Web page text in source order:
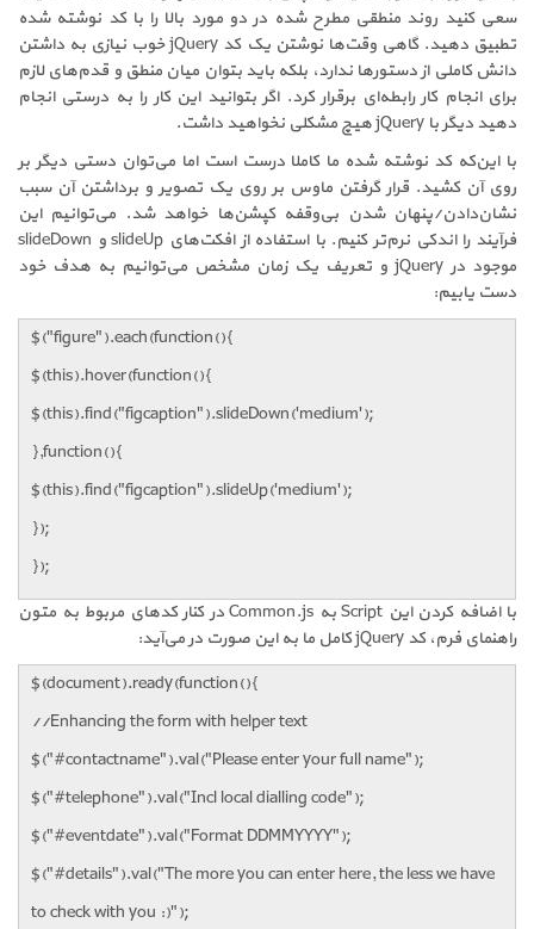
سعی کنید روند منطقی مطرح شده در دو مورد بالا را با کد نوشته شده
تطبیق دهید. گاهی وقت‌ها نوشتن یک کد jQuery خوب نیازی به داشتن
دانش کاملی از دستورها ندارد، بلکه باید بتوان میان منطق و قدم‌های لازم
برای انجام کار رابطه‌ای برقرار کرد. اگر بتوانید این کار را به درستی انجام
دهید دیگر با jQuery هیچ مشکلی نخواهید داشت.
با این‌که کد نوشته شده ما کاملا درست است اما می‌توان دستی دیگر بر
روی آن کشید. قرار گرفتن ماوس بر روی یک تصویر و برداشتن آن سبب
نشان‌دادن/پنهان شدن بی‌وقفه کپشن‌ها خواهد شد. می‌توانیم این
فرآیند را اندکی نرم‌تر کنیم. با استفاده از افکت‌های slideUp و slideDown
موجود در jQuery و تعریف یک زمان مشخص می‌توانیم به هدف خود
دست یابیم:
$("figure").each(function(){
$(this).hover(function(){
$(this).find("figcaption").slideDown('medium');
},function(){
$(this).find("figcaption").slideUp('medium');
});
});
با اضافه کردن این Script به Common.js در کنار کدهای مربوط به متون
راهنمای فرم، کد jQuery کامل ما به این صورت در می‌آید:
$(document).ready(function(){
//Enhancing the form with helper text
$("#contactname").val("Please enter your full name");
$("#telephone").val("Incl local dialling code");
$("#eventdate").val("Format DDMMYYYY");
$("#details").val("The more you can enter here, the less we have
to check with you :)");